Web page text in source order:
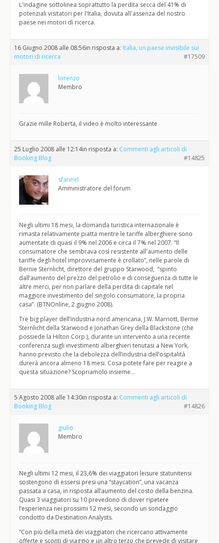
L'indagine sottolinea soprattutto la perdita secca del 41% di
potenziali visitatori per l'Italia, dovuta all'assenza del nostro
paese nei motori di ricerca.
16 Giugno 2008 alle 08:56in risposta a: Italia, un paese invisibile sui
motori di ricerca
#17509
lorenzo
Membro
Grazie mille Roberta, il video è molto interessante
25 Luglio 2008 alle 12:14in risposta a: Commenti agli articoli di
Booking Blog
#14825
sfarinel
Amministratore del forum
Negli ultimi 18 mesi, la domanda turistica internazionale è
rimasta relativamente piatta mentre le tariffe alberghiere sono
aumentate di quasi il 9% nel 2006 e circa il 7% nel 2007. “Il
consumatore che sembrava così resistente all'aumento delle
tariffe degli hotel improvvisamente è crollato”, nelle parole di
Bernie Sternlicht, direttore del gruppo Starwood, “spinto
dall’aumento del prezzo del petrolio e di conseguenza di tutte le
altre merci, per non parlare della perdita di capitale nel
maggiore investimento del singolo consumatore, la propria
casa”. (BTNOnline, 2 giugno 2008).
Tre big player dell’industria nord americana, J.W. Marriott, Bernie
Sternlicht della Starwood e Jonathan Grey della Blackstone (che
possiede la Hilton Corp.), durante un intervento a una recente
conferenza sugli investimenti alberghieri tenutasi a New York,
hanno previsto che la debolezza dell’industria dell’ospitalità
durerà ancora almeno 18 mesi. Cosa potete fare per reagire a
questa situazione? Scopriamolo insieme…
5 Agosto 2008 alle 14:30in risposta a: Commenti agli articoli di
Booking Blog
#14826
giulio
Membro
Negli ultimi 12 mesi, il 23,6% dei viaggiatori leisure statunitensi
sostengono di essersi presi una “staycation”, una vacanza
passata a casa, in risposta all’aumento del costo della benzina.
Quasi 3 viaggiatori su 10 prevedono di dover ripetere
l’esperienza nei prossimi 12 mesi, secondo un sondaggio
condotto da Destination Analysts.
“Con più della metà dei viaggiatori che ricercano attivamente
offerte e sconti di viaggio e un altro terzo che prevede di visitare